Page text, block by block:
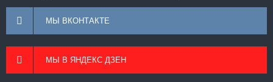
МЫ ВКОНТАКТЕ
МЫ В ЯНДЕКС ДЗЕН